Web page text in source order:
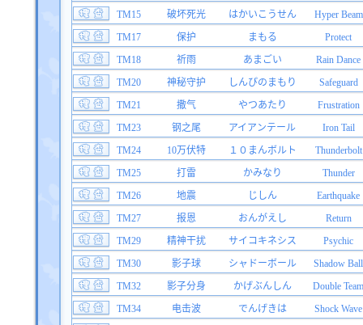
TM15
破坏死光 はかいこうせん
Hyper Beam
TM17
保护 まもる
Protect
TM18
祈雨 あまごい
Rain Dance
TM20
神秘守护 しんぴのまもり
Safeguard
TM21
撒气 やつあたり
Frustration
TM23
钢之尾 アイアンテール
Iron Tail
TM24
10万伏特 １０まんボルト
Thunderbolt
TM25
打雷 かみなり
Thunder
TM26
地震 じしん
Earthquake
TM27
报恩 おんがえし
Return
TM29
精神干扰 サイコキネシス
Psychic
TM30
影子球 シャドーボール
Shadow Ball
TM32
影子分身 かげぶんしん
Double Team
TM34
电击波 でんげきは
Shock Wave